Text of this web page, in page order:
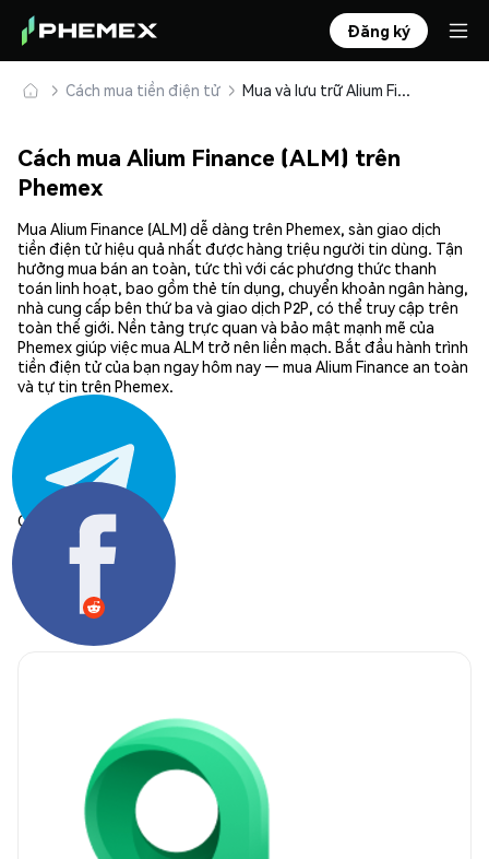
Đăng ký
Cách mua tiền điện tử Mua và lưu trữ Alium Finance (ALM) an toàn
Cách mua Alium Finance (ALM) trên
Phemex
Mua Alium Finance (ALM) dễ dàng trên Phemex, sàn giao dịch
tiền điện tử hiệu quả nhất được hàng triệu người tin dùng. Tận
hưởng mua bán an toàn, tức thì với các phương thức thanh
toán linh hoạt, bao gồm thẻ tín dụng, chuyển khoản ngân hàng,
nhà cung cấp bên thứ ba và giao dịch P2P, có thể truy cập trên
toàn thế giới. Nền tảng trực quan và bảo mật mạnh mẽ của
Phemex giúp việc mua ALM trở nên liền mạch. Bắt đầu hành trình
tiền điện tử của bạn ngay hôm nay — mua Alium Finance an toàn
và tự tin trên Phemex.
Chia sẻ: